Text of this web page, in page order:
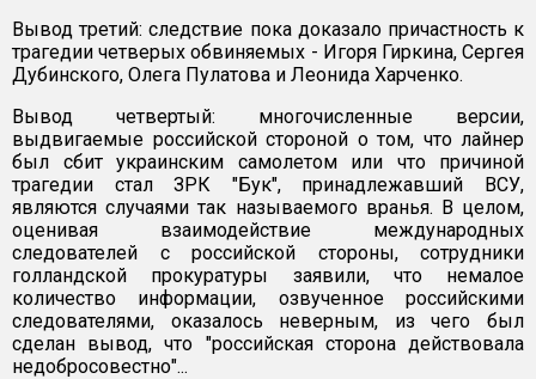
Вывод третий: следствие пока доказало причастность к
трагедии четверых обвиняемых - Игоря Гиркина, Сергея
Дубинского, Олега Пулатова и Леонида Харченко.
Вывод четвертый: многочисленные версии,
выдвигаемые российской стороной о том, что лайнер
был сбит украинским самолетом или что причиной
трагедии стал ЗРК "Бук", принадлежавший ВСУ,
являются случаями так называемого вранья. В целом,
оценивая взаимодействие международных
следователей с российской стороны, сотрудники
голландской прокуратуры заявили, что немалое
количество информации, озвученное российскими
следователями, оказалось неверным, из чего был
сделан вывод, что "российская сторона действовала
недобросовестно"...